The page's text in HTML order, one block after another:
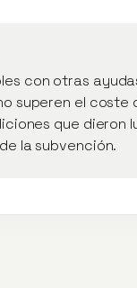
con otras
superen el
que dieron
la subvención.